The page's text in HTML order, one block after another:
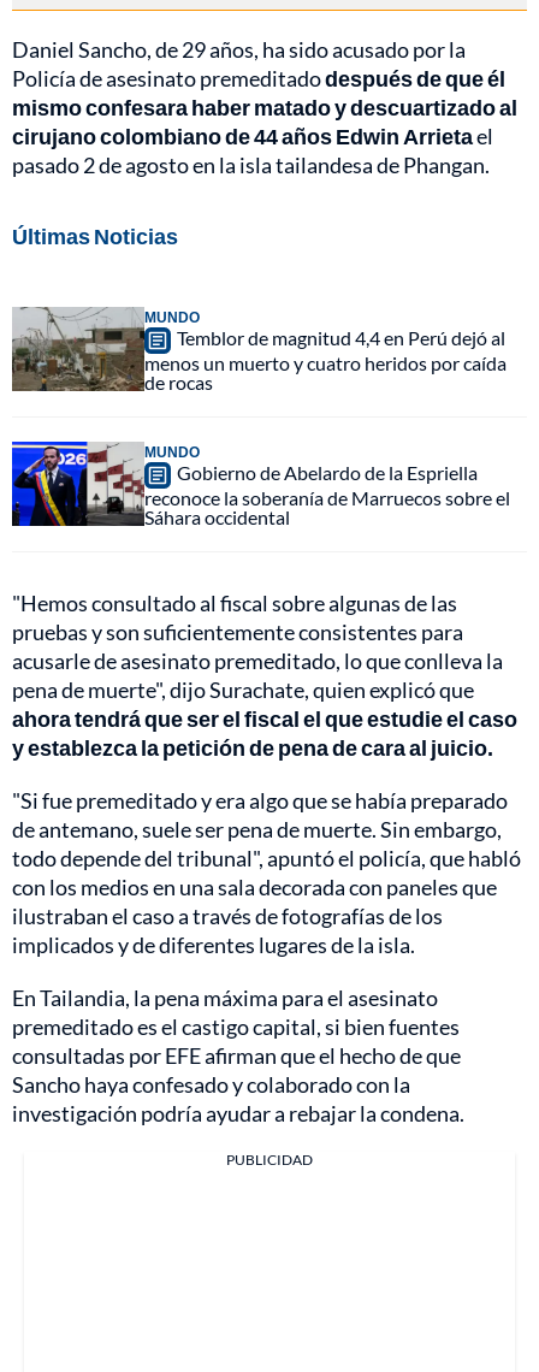
Daniel Sancho, de 29 años, ha sido acusado por la
Policía de asesinato premeditadodespués de que él
mismo confesara haber matado y descuartizado al
cirujano colombiano de 44 años Edwin Arrietael
pasado 2 de agosto en la isla tailandesa de Phangan.
Últimas Noticias
MUNDO
Temblor de magnitud 4,4 en Perú dejó al
menos un muerto y cuatro heridos por caída
de rocas
MUNDO
Gobierno de Abelardo de la Espriella
reconoce la soberanía de Marruecos sobre el
Sáhara occidental
"Hemos consultado al fiscal sobre algunas de las
pruebas y son suficientemente consistentes para
acusarle de asesinato premeditado, lo que conlleva la
pena de muerte", dijo Surachate, quien explicó que
ahora tendrá que ser el fiscal el que estudie el caso
y establezca la petición de pena de cara al juicio.
"Si fue premeditado y era algo que se había preparado
de antemano, suele ser pena de muerte. Sin embargo,
todo depende del tribunal", apuntó el policía, que habló
con los medios en una sala decorada con paneles que
ilustraban el caso a través de fotografías de los
implicados y de diferentes lugares de la isla.
En Tailandia, la pena máxima para el asesinato
premeditado es el castigo capital, si bien fuentes
consultadas por EFE afirman que el hecho de que
Sancho haya confesado y colaborado con la
investigación podría ayudar a rebajar la condena.
PUBLICIDAD